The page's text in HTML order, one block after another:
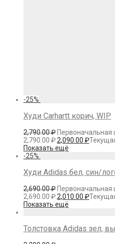
-25%
Худи Carhartt корич, WIP
2,790.00₽ Первоначальная
2,790.00 ₽.2,090.00 ₽
Показать ещё
-25%
Худи Adidas бел, син/
2,690.00₽ Первоначальная
2,690.00 ₽.2,010.00 ₽
Показать ещё
Толстовка Adidas зел,